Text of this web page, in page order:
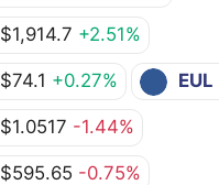
$1,914.7 +2.51%
$74.1 +0.27% EUL
$1.0517 -1.44%
$595.65 -0.75%